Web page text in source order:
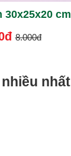
30x25x20 cm
8.000đ
nhất